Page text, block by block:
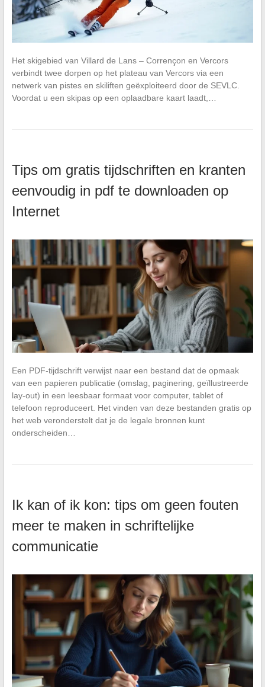
Het skigebied van Villard de Lans – Corrençon en Vercors
verbindt twee dorpen op het plateau van Vercors via een
netwerk van pistes en skiliften geëxploiteerd door de SEVLC.
Voordat u een skipas op een oplaadbare kaart laadt,…
Tips om gratis tijdschriften en kranten
eenvoudig in pdf te downloaden op
Internet
Een PDF-tijdschrift verwijst naar een bestand dat de opmaak
van een papieren publicatie (omslag, paginering, geïllustreerde
lay-out) in een leesbaar formaat voor computer, tablet of
telefoon reproduceert. Het vinden van deze bestanden gratis op
het web veronderstelt dat je de legale bronnen kunt
onderscheiden…
Ik kan of ik kon: tips om geen fouten
meer te maken in schriftelijke
communicatie